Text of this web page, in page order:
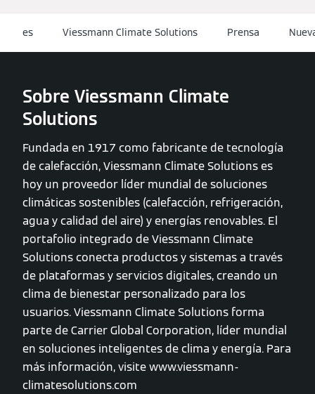
es Viessmann Climate Solutions Prensa
Sobre Viessmann Climate
Solutions
Fundada en 1917 como fabricante de tecnología
de calefacción, Viessmann Climate Solutions es
hoy un proveedor líder mundial de soluciones
climáticas sostenibles (calefacción, refrigeración,
agua y calidad del aire) y energías renovables. El
portafolio integrado de Viessmann Climate
Solutions conecta productos y sistemas a través
de plataformas y servicios digitales, creando un
clima de bienestar personalizado para los
usuarios. Viessmann Climate Solutions forma
parte de Carrier Global Corporation, líder mundial
en soluciones inteligentes de clima y energía. Para
más información, visite www.viessmann-
climatesolutions.com